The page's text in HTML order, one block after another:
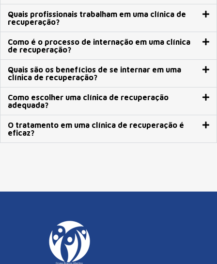
Quais profissionais trabalham em uma clínica de
recuperação?
Como é o processo de internação em uma clínica
de recuperação?
Quais são os benefícios de se internar em uma
clínica de recuperação?
Como escolher uma clínica de recuperação
adequada?
O tratamento em uma clínica de recuperação é
eficaz?